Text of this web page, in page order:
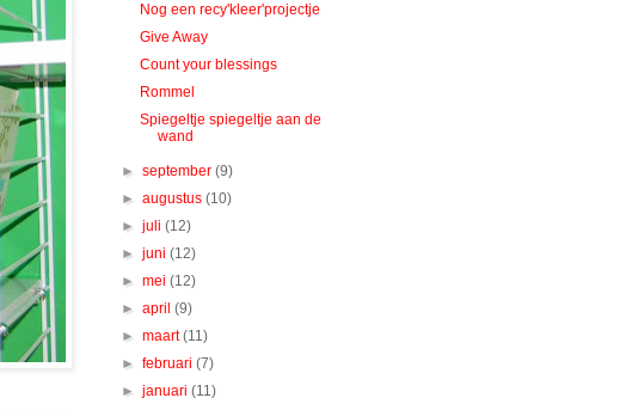
Nog een recy'kleer'projectje
Give Away
Count your blessings
Rommel
Spiegeltje spiegeltje aan de
wand
►september(9)
►augustus(10)
►juli(12)
►juni(12)
►mei(12)
►april(9)
►maart(11)
►februari(7)
►januari(11)